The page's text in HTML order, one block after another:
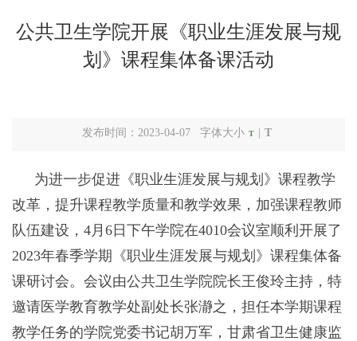
公共卫生学院开展《职业生涯发展与规
划》课程集体备课活动
发布时间：2023-04-07 字体大小 T T
为进一步促进《职业生涯发展与规划》课程教学
改革，提升课程教学质量和教学效果，加强课程教师
队伍建设，4月6日下午学院在4010会议室顺利开展了
2023年春季学期《职业生涯发展与规划》课程集体备
课研讨会。会议由公共卫生学院院长王俊玲主持，特
邀请医学教育教学处副处长张瀞之，担任本学期课程
教学任务的学院党委书记胡万军，甘肃省卫生健康监